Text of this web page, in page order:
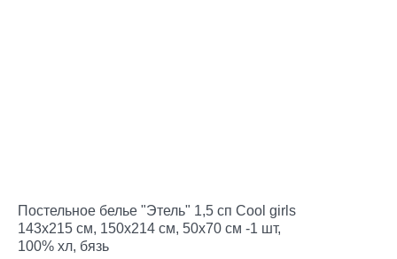
Постельное белье "Этель" 1,5 сп Cool girls
143х215 см, 150х214 см, 50х70 см -1 шт,
100% хл, бязь